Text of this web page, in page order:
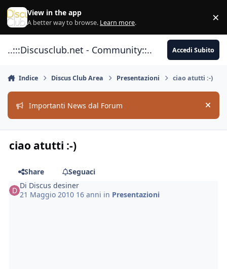
Vai al contenuto
View in the app
A better way to browse. Learn more. ×
..:::Discusclub.net - Community::.. Accedi Subito
Indice Discus Club Area Presentazioni ciao atutti :-)
Importanti News dal Forum Hide
ciao atutti :-)
Share
Seguaci
Di Discus desiner
21 Maggio 2010 16 anni in Presentazioni